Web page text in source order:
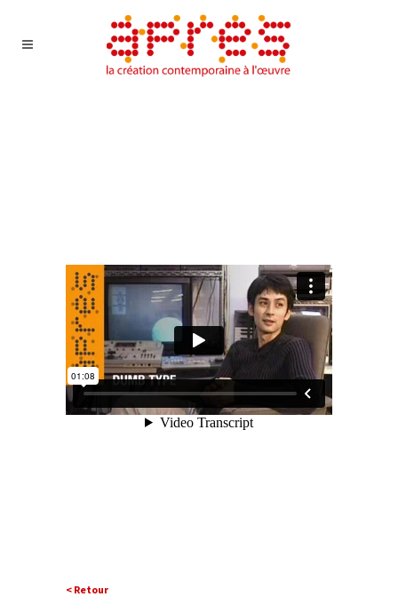
< Retour